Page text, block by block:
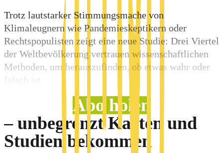
Trotz lautstarker Stimmungsmache von
Klimaleugnern wie Pandemieskeptikern oder
Rechtspopulisten zeigt eine neue Studie: Drei Viertel
der Weltbevölkerung vertrauen wissenschaftlichen
Methoden, um herauszufinden, ob etwas wahr oder
falsch ist.
Abo holen
– unbegrenzt Karten und
Studien bekommen